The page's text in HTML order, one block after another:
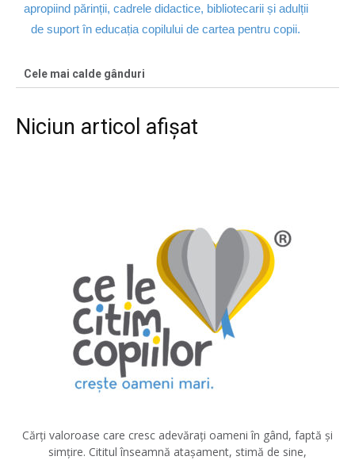
apropiind părinții, cadrele didactice, bibliotecarii și adulții
de suport în educația copilului de cartea pentru copii.
Cele mai calde gânduri
Niciun articol afișat
Cărți valoroase care cresc adevărați oameni în gând, faptă și
simțire. Cititul înseamnă atașament, stimă de sine,